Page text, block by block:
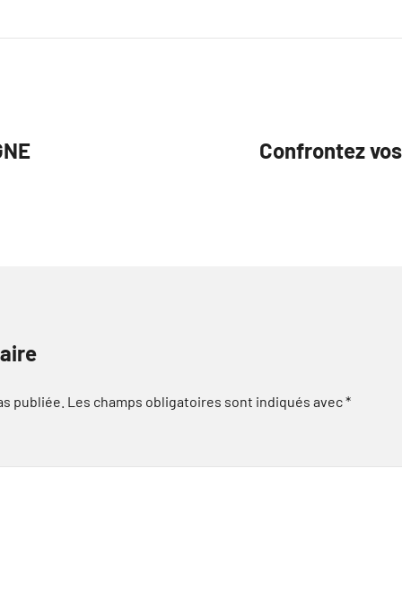
Confrontez
publiée. Les champs obligatoires sont indiqués avec*